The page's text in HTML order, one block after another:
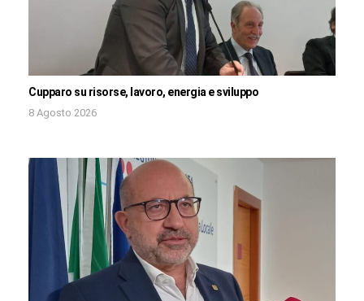
Cupparo su risorse, lavoro, energia e sviluppo
8 Agosto 2026